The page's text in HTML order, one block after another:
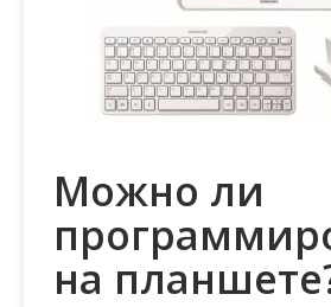
Можно ли
на